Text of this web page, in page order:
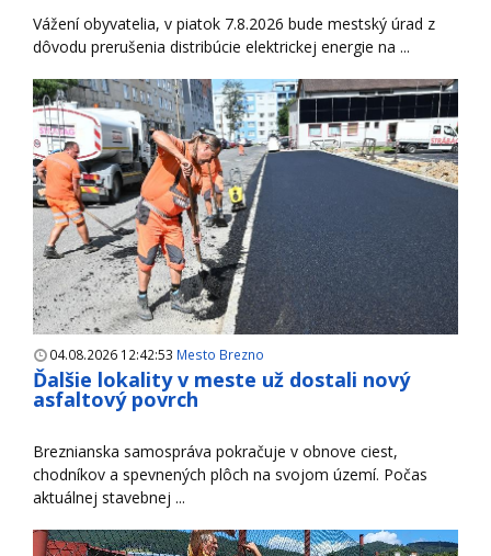
Vážení obyvatelia, v piatok 7.8.2026 bude mestský úrad z
dôvodu prerušenia distribúcie elektrickej energie na ...
04.08.2026 12:42:53 Mesto Brezno
Ďalšie lokality v meste už dostali nový
asfaltový povrch
Breznianska samospráva pokračuje v obnove ciest,
chodníkov a spevnených plôch na svojom území. Počas
aktuálnej stavebnej ...